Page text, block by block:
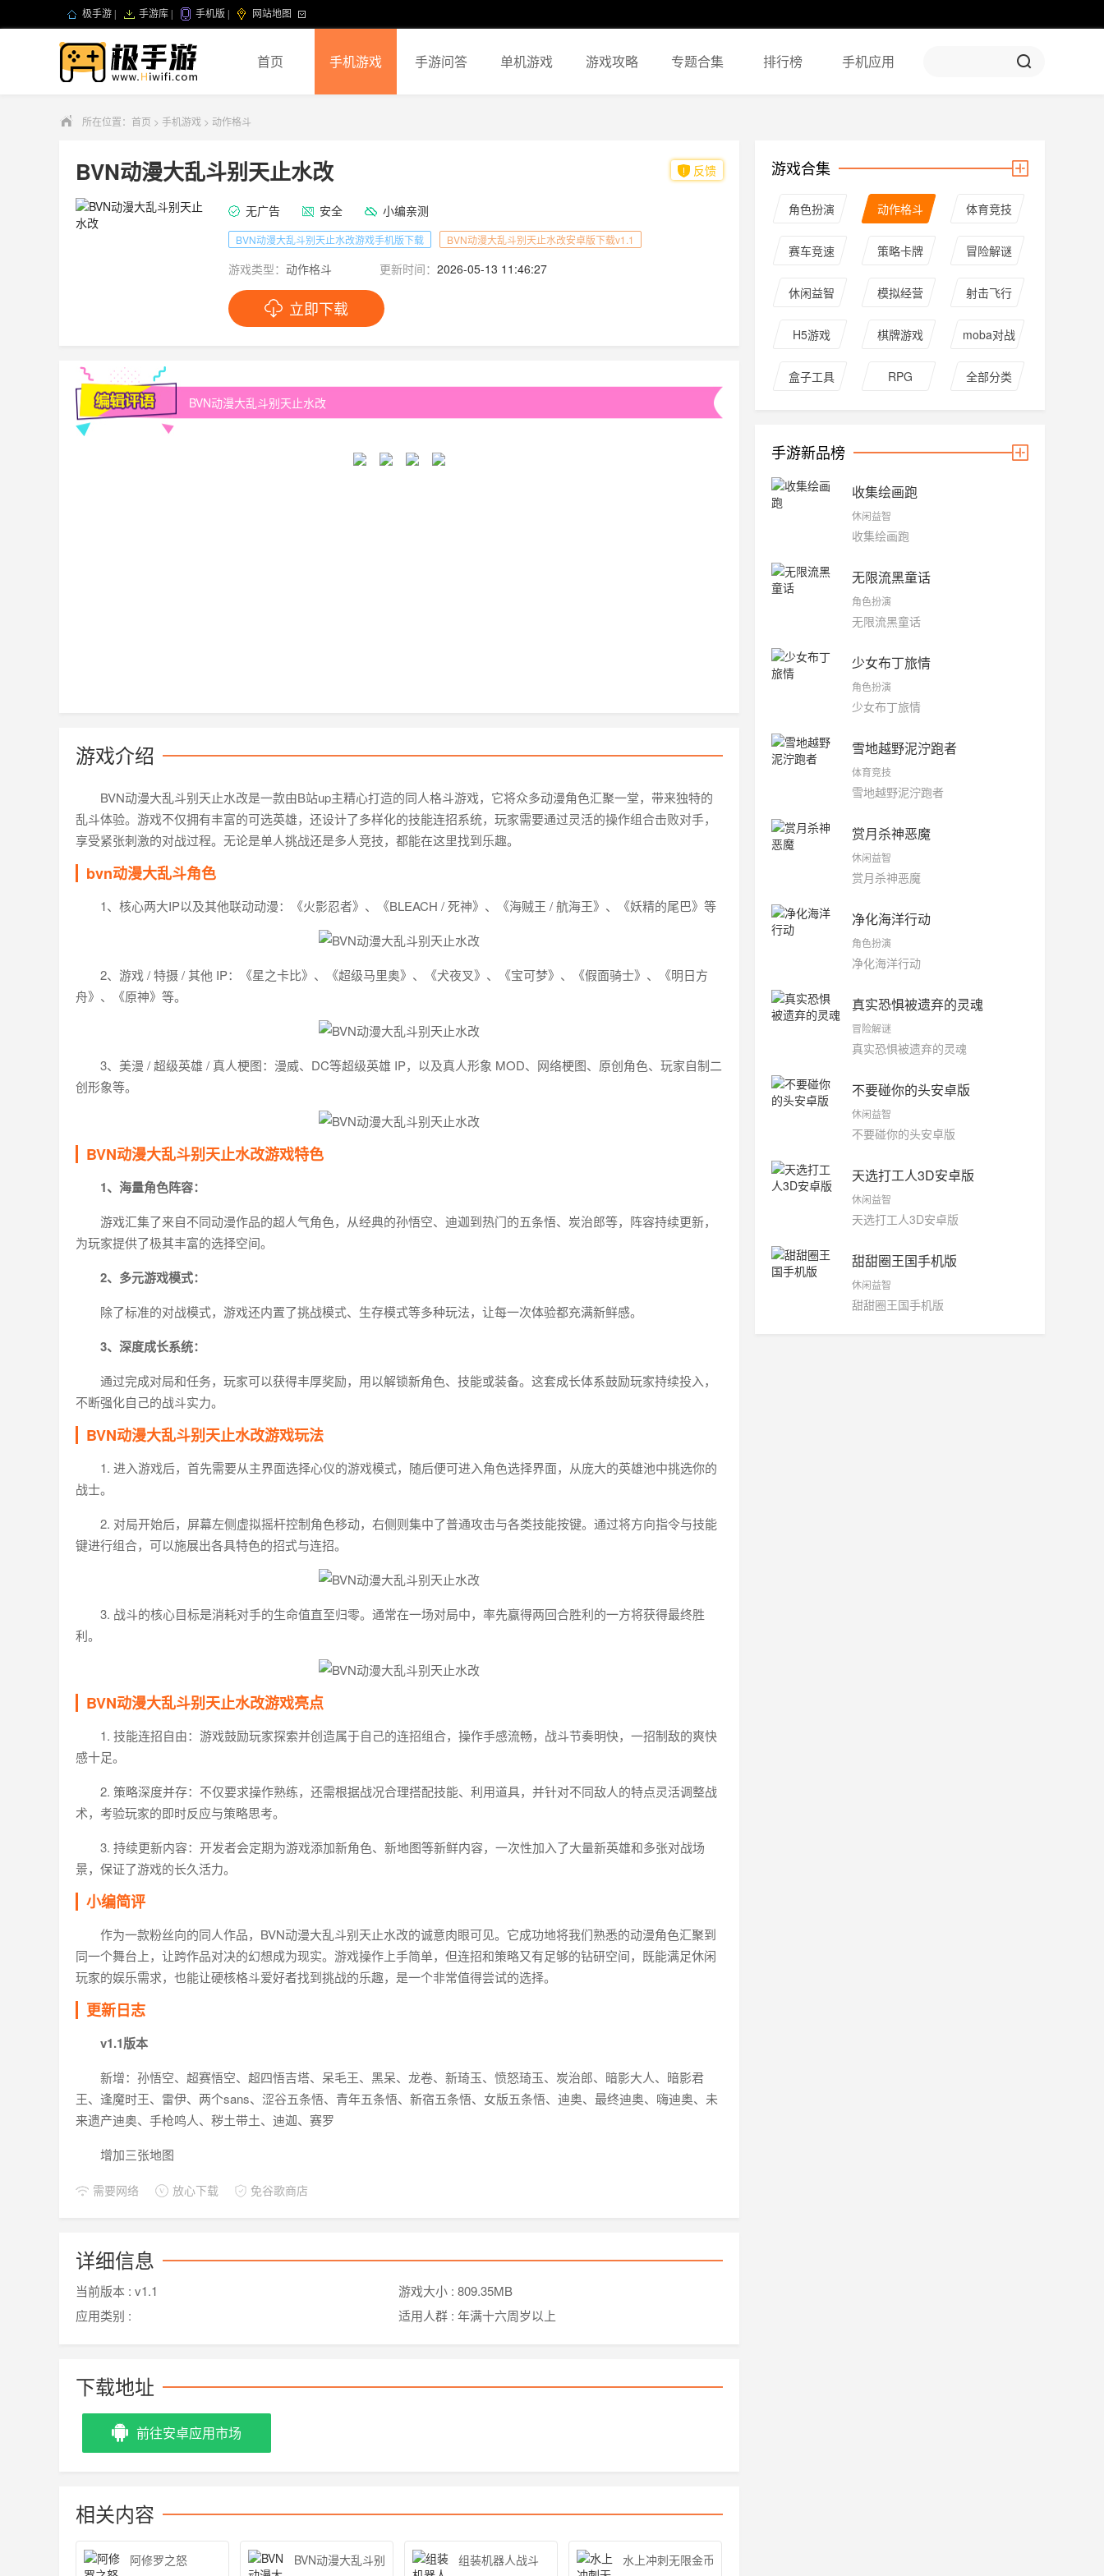
极手游 手游库 手机版 网站地图
首页 手机游戏 手游问答 单机游戏 游戏攻略 专题合集 排行榜 手机应用
所在位置： 首页 > 手机游戏 > 动作格斗
BVN动漫大乱斗别天止水改
无广告 安全 小编亲测
BVN动漫大乱斗别天止水改游戏手机版下载 BVN动漫大乱斗别天止水改安卓版下载v1.1
游戏类型： 动作格斗 更新时间： 2026-05-13 11:46:27
立即下载
反馈
BVN动漫大乱斗别天止水改
游戏介绍
BVN动漫大乱斗别天止水改是一款由B站up主精心打造的同人格斗游戏，它将众多动漫角色汇聚一堂，带来独特的
乱斗体验。游戏不仅拥有丰富的可选英雄，还设计了多样化的技能连招系统，玩家需要通过灵活的操作组合击败对手，
享受紧张刺激的对战过程。无论是单人挑战还是多人竞技，都能在这里找到乐趣。
bvn动漫大乱斗角色
1、核心两大IP以及其他联动动漫：《火影忍者》、《BLEACH / 死神》、《海贼王 / 航海王》、《妖精的尾巴》等
2、游戏 / 特摄 / 其他 IP：《星之卡比》、《超级马里奥》、《犬夜叉》、《宝可梦》、《假面骑士》、《明日方
舟》、《原神》等。
3、美漫 / 超级英雄 / 真人梗图：漫威、DC等超级英雄 IP，以及真人形象 MOD、网络梗图、原创角色、玩家自制二
创形象等。
BVN动漫大乱斗别天止水改游戏特色
1、海量角色阵容：
游戏汇集了来自不同动漫作品的超人气角色，从经典的孙悟空、迪迦到热门的五条悟、炭治郎等，阵容持续更新，
为玩家提供了极其丰富的选择空间。
2、多元游戏模式：
除了标准的对战模式，游戏还内置了挑战模式、生存模式等多种玩法，让每一次体验都充满新鲜感。
3、深度成长系统：
通过完成对局和任务，玩家可以获得丰厚奖励，用以解锁新角色、技能或装备。这套成长体系鼓励玩家持续投入，
不断强化自己的战斗实力。
BVN动漫大乱斗别天止水改游戏玩法
1. 进入游戏后，首先需要从主界面选择心仪的游戏模式，随后便可进入角色选择界面，从庞大的英雄池中挑选你的
战士。
2. 对局开始后，屏幕左侧虚拟摇杆控制角色移动，右侧则集中了普通攻击与各类技能按键。通过将方向指令与技能
键进行组合，可以施展出各具特色的招式与连招。
3. 战斗的核心目标是消耗对手的生命值直至归零。通常在一场对局中，率先赢得两回合胜利的一方将获得最终胜
利。
BVN动漫大乱斗别天止水改游戏亮点
1. 技能连招自由：游戏鼓励玩家探索并创造属于自己的连招组合，操作手感流畅，战斗节奏明快，一招制敌的爽快
感十足。
2. 策略深度并存：不仅要求操作熟练，还需根据战况合理搭配技能、利用道具，并针对不同敌人的特点灵活调整战
术，考验玩家的即时反应与策略思考。
3. 持续更新内容：开发者会定期为游戏添加新角色、新地图等新鲜内容，一次性加入了大量新英雄和多张对战场
景，保证了游戏的长久活力。
小编简评
作为一款粉丝向的同人作品，BVN动漫大乱斗别天止水改的诚意肉眼可见。它成功地将我们熟悉的动漫角色汇聚到
同一个舞台上，让跨作品对决的幻想成为现实。游戏操作上手简单，但连招和策略又有足够的钻研空间，既能满足休闲
玩家的娱乐需求，也能让硬核格斗爱好者找到挑战的乐趣，是一个非常值得尝试的选择。
更新日志
v1.1版本
新增：孙悟空、超赛悟空、超四悟吉塔、呆毛王、黑呆、龙卷、新琦玉、愤怒琦玉、炭治郎、暗影大人、暗影君
王、逢魔时王、雷伊、两个sans、涩谷五条悟、青年五条悟、新宿五条悟、女版五条悟、迪奥、最终迪奥、嗨迪奥、未
来遗产迪奥、手枪鸣人、秽土带土、迪迦、赛罗
增加三张地图
需要网络 放心下载 免谷歌商店
详细信息
当前版本 : v1.1 游戏大小 : 809.35MB
应用类别 :
适用人群 : 年满十六周岁以上
下载地址
前往安卓应用市场
相关内容
阿修罗之怒 BVN动漫大乱斗别天止水改 组装机器人战斗 水上冲刺无限金币版
游戏合集
角色扮演 动作格斗 体育竞技
赛车竞速 策略卡牌 冒险解谜
休闲益智 模拟经营 射击飞行
H5游戏 棋牌游戏 moba对战
盒子工具 RPG 全部分类
手游新品榜
收集绘画跑
休闲益智
收集绘画跑
无限流黑童话
角色扮演
无限流黑童话
少女布丁旅情
角色扮演
少女布丁旅情
雪地越野泥泞跑者
体育竞技
雪地越野泥泞跑者
赏月杀神恶魔
休闲益智
赏月杀神恶魔
净化海洋行动
角色扮演
净化海洋行动
真实恐惧被遗弃的灵魂
冒险解谜
真实恐惧被遗弃的灵魂
不要碰你的头安卓版
休闲益智
不要碰你的头安卓版
天选打工人3D安卓版
休闲益智
天选打工人3D安卓版
甜甜圈王国手机版
休闲益智
甜甜圈王国手机版